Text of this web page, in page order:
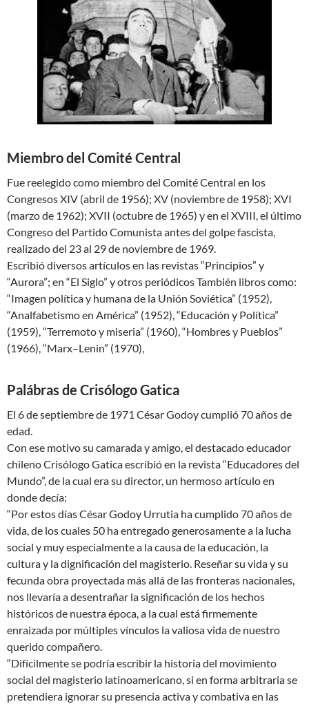
Miembro del Comité Central
Fue reelegido como miembro del Comité Central en los
Congresos XIV (abril de 1956); XV (noviembre de 1958); XVI
(marzo de 1962); XVII (octubre de 1965) y en el XVIII, el último
Congreso del Partido Comunista antes del golpe fascista,
realizado del 23 al 29 de noviembre de 1969.
Escribió diversos artículos en las revistas “Principios” y
“Aurora”; en “El Siglo” y otros periódicos También libros como:
“Imagen política y humana de la Unión Soviética” (1952),
“Analfabetismo en América” (1952), “Educación y Política”
(1959), “Terremoto y miseria” (1960), “Hombres y Pueblos”
(1966), “Marx–Lenin” (1970),
Palábras de Crisólogo Gatica
El 6 de septiembre de 1971 César Godoy cumplió 70 años de
edad.
Con ese motivo su camarada y amigo, el destacado educador
chileno Crisólogo Gatica escribió en la revista “Educadores del
Mundo”, de la cual era su director, un hermoso artículo en
donde decía:
“Por estos días César Godoy Urrutia ha cumplido 70 años de
vida, de los cuales 50 ha entregado generosamente a la lucha
social y muy especialmente a la causa de la educación, la
cultura y la dignificación del magisterio. Reseñar su vida y su
fecunda obra proyectada más allá de las fronteras nacionales,
nos llevaría a desentrañar la significación de los hechos
históricos de nuestra época, a la cual está firmemente
enraizada por múltiples vínculos la valiosa vida de nuestro
querido compañero.
“Difícilmente se podría escribir la historia del movimiento
social del magisterio latinoamericano, si en forma arbitraria se
pretendiera ignorar su presencia activa y combativa en las